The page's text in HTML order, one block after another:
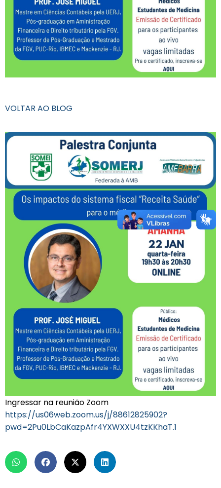
VOLTAR AO BLOG
Ingressar na reunião Zoom
https://us06web.zoom.us/j/88612825902?
pwd=2Pu0LbCaKazpAfr4YXWXXU4tzKKhaT.1